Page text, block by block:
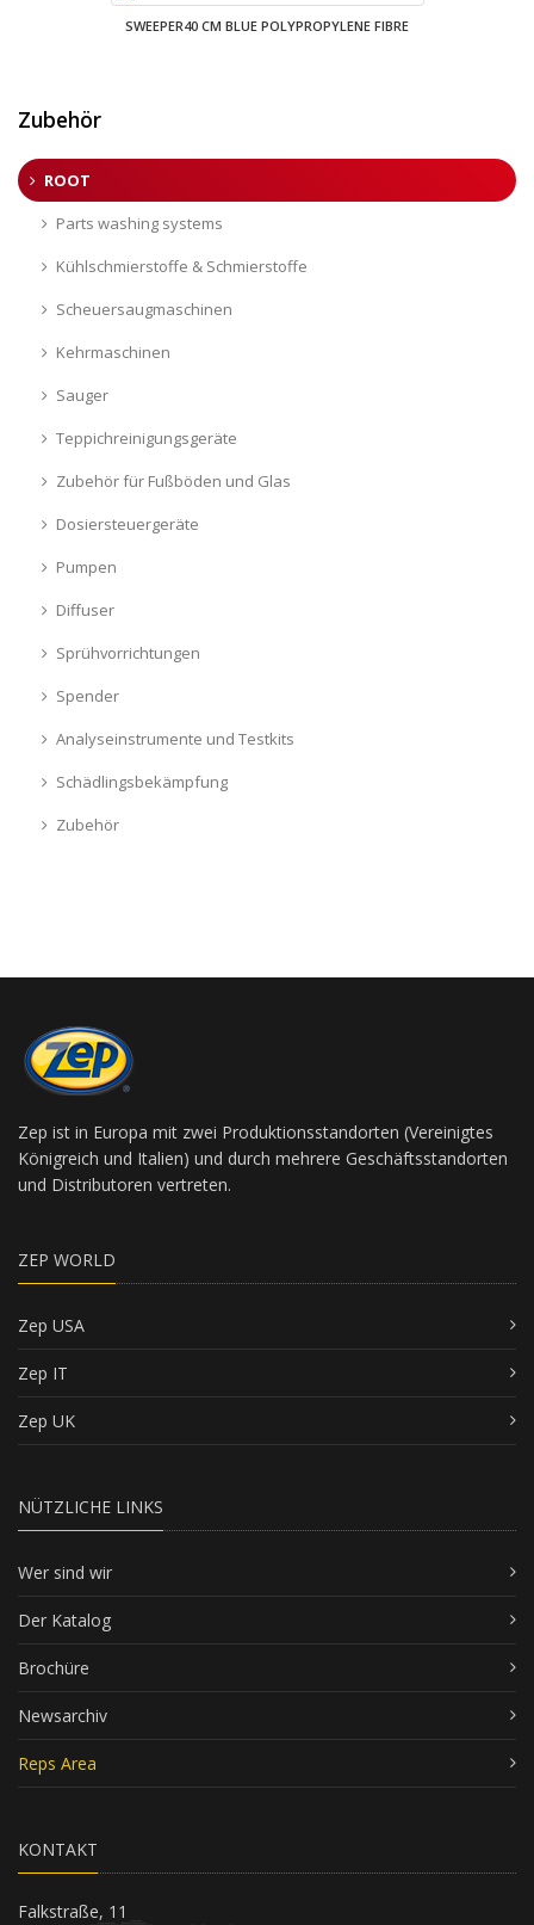
SWEEPER40 CM BLUE POLYPROPYLENE FIBRE
Zubehör
ROOT
Parts washing systems
Kühlschmierstoffe & Schmierstoffe
Scheuersaugmaschinen
Kehrmaschinen
Sauger
Teppichreinigungsgeräte
Zubehör für Fußböden und Glas
Dosiersteuergeräte
Pumpen
Diffuser
Sprühvorrichtungen
Spender
Analyseinstrumente und Testkits
Schädlingsbekämpfung
Zubehör
Zep ist in Europa mit zwei Produktionsstandorten (Vereinigtes
Königreich und Italien) und durch mehrere Geschäftsstandorten
und Distributoren vertreten.
ZEP WORLD
Zep USA
Zep IT
Zep UK
NÜTZLICHE LINKS
Wer sind wir
Der Katalog
Brochüre
Newsarchiv
Reps Area
KONTAKT
Falkstraße, 11